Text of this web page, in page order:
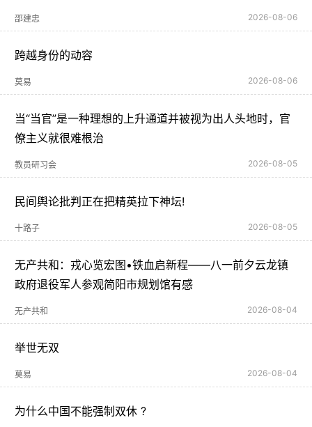
邵建忠 2026-08-06
跨越身份的动容
莫易 2026-08-06
当“当官”是一种理想的上升通道并被视为出人头地时，官
僚主义就很难根治
教员研习会 2026-08-05
民间舆论批判正在把精英拉下神坛!
十路子 2026-08-05
无产共和：戎心览宏图•铁血启新程——八一前夕云龙镇
政府退役军人参观简阳市规划馆有感
无产共和 2026-08-04
举世无双
莫易 2026-08-04
为什么中国不能强制双休 ?